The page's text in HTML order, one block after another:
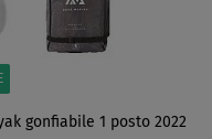
gonfiabile 1 posto 2022